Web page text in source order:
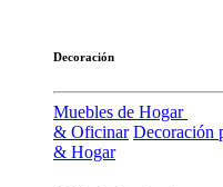
Decoración
Muebles de Hogar
& Oficinar Decoración
& Hogar